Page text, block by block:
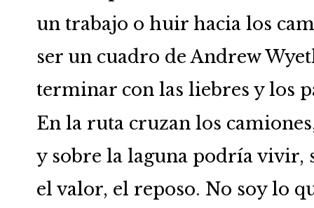
un trabajo o huir hacia los
ser un cuadro de Andrew
terminar con las liebres y los
En la ruta cruzan los
y sobre la laguna podría vivir,
el valor, el reposo. No soy lo